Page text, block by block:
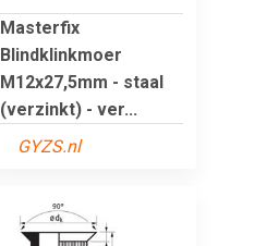
Masterfix
Blindklinkmoer
M12x27,5mm - staal
(verzinkt) - ver...
GYZS.nl